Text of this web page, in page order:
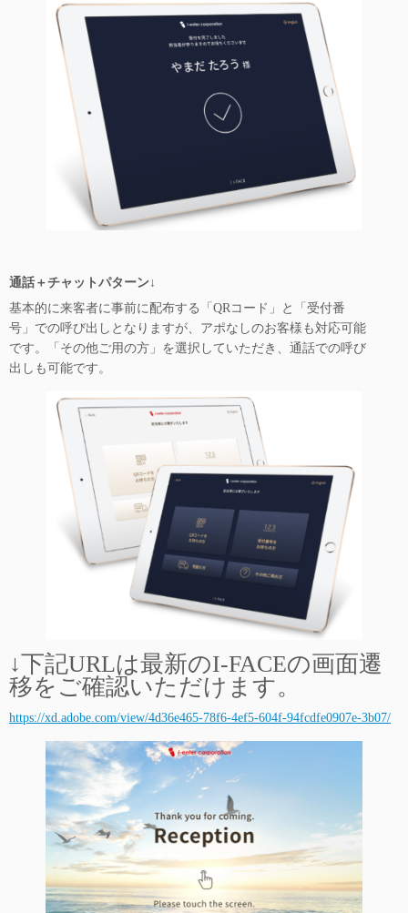
通話＋チャットパターン↓
基本的に来客者に事前に配布する「QRコード」と「受付番
号」での呼び出しとなりますが、アポなしのお客様も対応可能
です。「その他ご用の方」を選択していただき、通話での呼び
出しも可能です。
↓下記URLは最新のI-FACEの画面遷
移をご確認いただけます。
https://xd.adobe.com/view/4d36e465-78f6-4ef5-604f-94fcdfe0907e-3b07/